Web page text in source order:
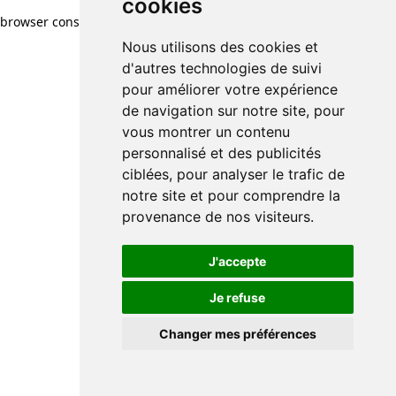
cookies
Nous utilisons des cookies et
d'autres technologies de suivi
pour améliorer votre expérience
de navigation sur notre site, pour
vous montrer un contenu
personnalisé et des publicités
ciblées, pour analyser le trafic de
notre site et pour comprendre la
provenance de nos visiteurs.
J'accepte
Je refuse
Changer mes préférences
browser console for more information)